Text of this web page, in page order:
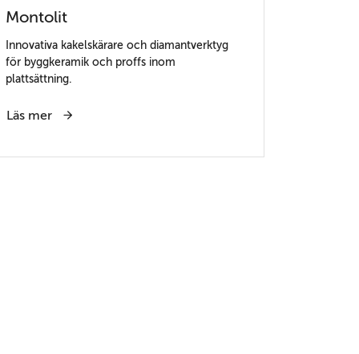
Montolit
Innovativa kakelskärare och diamantverktyg
för byggkeramik och proffs inom
plattsättning.
Läs mer